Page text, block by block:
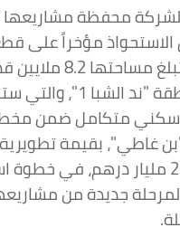
محفظة مشاريعها
الاستحواذ مؤخراً على
ضخمة تبلغ
في منطقة "ند الشبا
متكامل ضمن
غاطي"، بقيمة
تتجاوز 25 مليار درهم، في
جديدة من